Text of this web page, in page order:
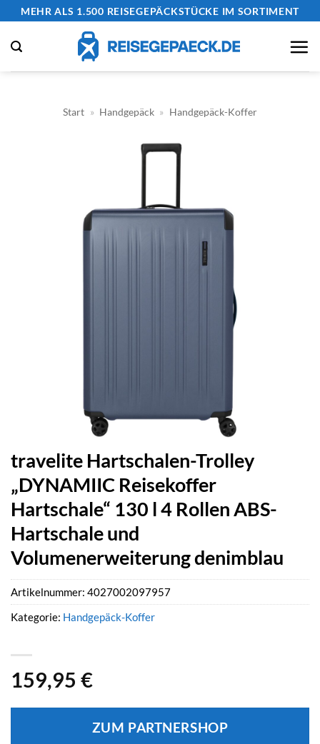
Zum
springen
MEHR ALS 1.500 REISEGEPÄCKSTÜCKE IM SORTIMENT
Start » Handgepäck » Handgepäck-Koffer
travelite Hartschalen-Trolley
„DYNAMIIC Reisekoffer
Hartschale“ 130 l 4 Rollen ABS-
Hartschale und
Volumenerweiterung denimblau
159,95 €
ZUM PARTNERSHOP
Artikelnummer: 4027002097957
Kategorie: Handgepäck-Koffer